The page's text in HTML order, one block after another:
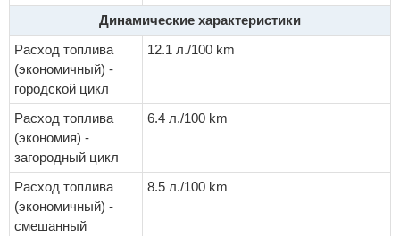
Динамические характеристики
Расход топлива
(экономичный) -
городской цикл
12.1 л./100 km
Расход топлива
(экономия) -
загородный цикл
6.4 л./100 km
Расход топлива
(экономичный) -
смешанный
8.5 л./100 km